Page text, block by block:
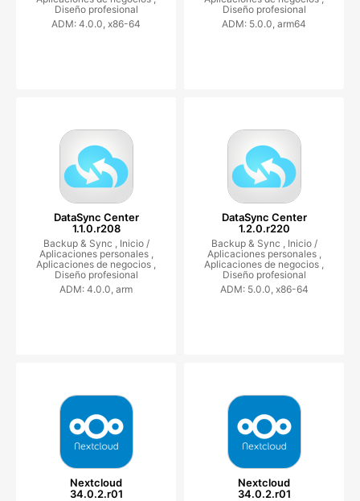
Diseño profesional
ADM: 4.0.0, x86-64
Diseño profesional
ADM: 5.0.0, arm64
DataSync Center
1.1.0.r208
Backup & Sync , Inicio /
Aplicaciones personales ,
Aplicaciones de negocios ,
Diseño profesional
ADM: 4.0.0, arm
DataSync Center
1.2.0.r220
Backup & Sync , Inicio /
Aplicaciones personales ,
Aplicaciones de negocios ,
Diseño profesional
ADM: 5.0.0, x86-64
Nextcloud
34.0.2.r01
Nextcloud
34.0.2.r01